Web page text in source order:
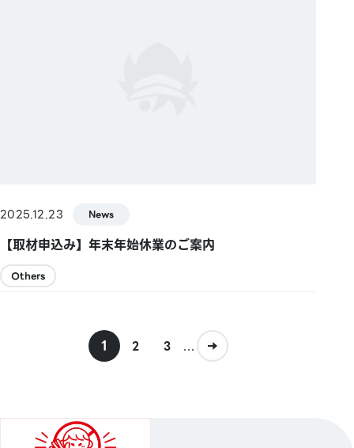
2025.12.23 News
【取材申込み】年末年始休業のご案内
Others
1 2 3 ...